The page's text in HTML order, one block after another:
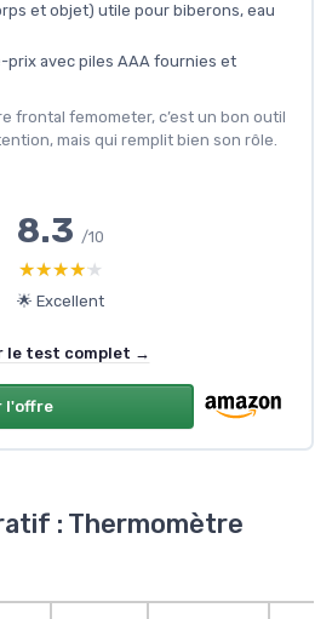
et objet) utile pour biberons, eau
prix avec piles AAA fournies et
frontal femometer, c’est un bon outil
mais qui remplit bien son rôle.
8.3 /10
★★★★★
★★★★★
🌟 Excellent
le test complet →
l'offre
: Thermomètre